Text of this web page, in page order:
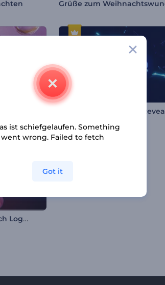
Grüße zum
Gaming Rausch-Logo-
Heftiger Vulkanausbruch Logo-Reveal
ist schiefgelaufen. Something
went wrong. Failed to fetch
Got it